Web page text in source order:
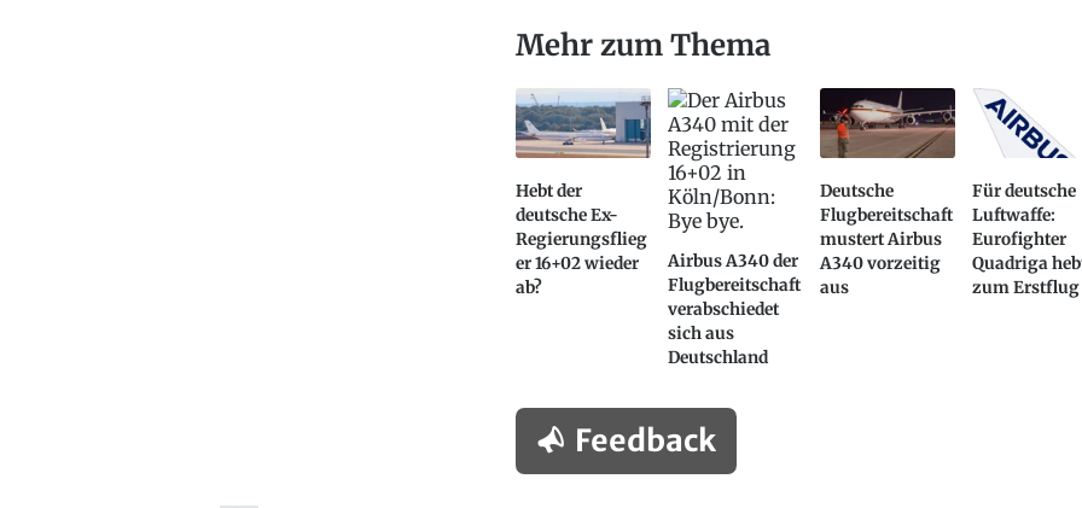
Mehr zum Thema
Hebt der
deutsche Ex-
Regierungsflieg
er 16+02 wieder
ab?
Airbus A340 der
Flugbereitschaft
verabschiedet
sich aus
Deutschland
Deutsche
Flugbereitschaft
mustert Airbus
A340 vorzeitig
aus
Für deutsche
Luftwaffe:
Eurofighter
Quadriga
zum Erstflug
Feedback